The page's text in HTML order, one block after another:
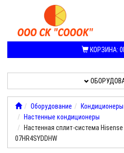
КОРЗИНА:
ПРОДАЖА
СИСТЕМ
УСЛУГИ,
РАБОТЫ
Оборудование
Кондиционеры
Настенные кондиционеры
Настенная сплит-система Hisense
07HR4SYDDHW